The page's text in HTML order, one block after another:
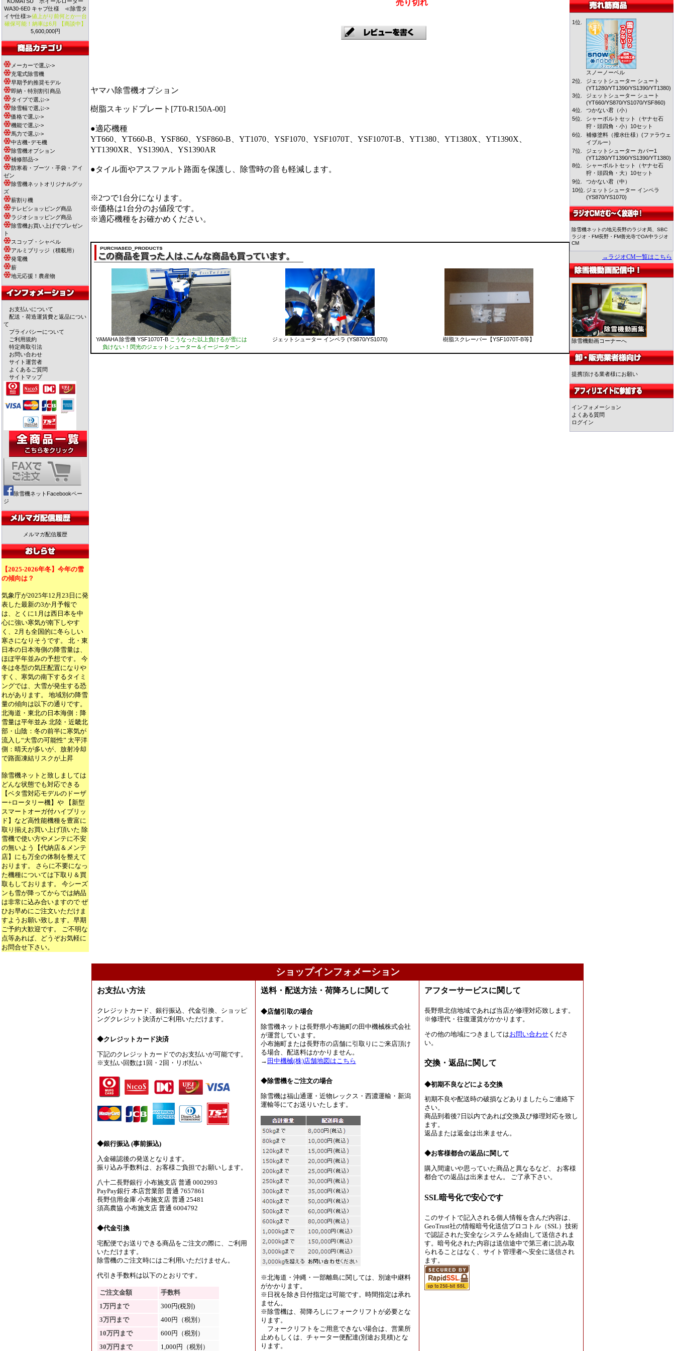
WA30-6E0 キャブ仕様 ≪除雪タ
イヤ仕様≫値上がり前何とか一台
確保可能！納車は6月 【商談中】
5,600,000円
メーカーで選ぶ->
充電式除雪機
早期予約推奨モデル
即納・特別割引商品
タイプで選ぶ->
除雪幅で選ぶ->
価格で選ぶ->
機能で選ぶ->
馬力で選ぶ->
中古機･デモ機
除雪機オプション
補修部品->
防寒着・ブーツ・手袋・アイ
ゼン
除雪機ネットオリジナルグッ
ズ
薪割り機
テレビショッピング商品
ラジオショッピング商品
除雪機お買い上げでプレゼン
ト
スコップ・シャベル
アルミブリッジ（積載用）
発電機
薪
地元応援！農産物
お支払いについて
配送・荷造運賃費と返品につい
て
プライバシーについて
ご利用規約
特定商取引法
お問い合わせ
サイト運営者
よくあるご質問
サイトマップ
除雪機ネットFacebookペー
ジ
メルマガ配信履歴
【2025-2026年冬】今年の雪
の傾向は？
気象庁が2025年12月23日に発
表した最新の3か月予報で
は、とくに1月は西日本を中
心に強い寒気が南下しやす
く、2月も全国的に冬らしい
寒さになりそうです。 北・東
日本の日本海側の降雪量は、
ほぼ平年並みの予想です。 今
冬は冬型の気圧配置になりや
すく、寒気の南下するタイミ
ングでは、大雪が発生する恐
れがあります。 地域別の降雪
量の傾向は以下の通りです。
北海道・東北の日本海側：降
雪量は平年並み 北陸・近畿北
部・山陰：冬の前半に寒気が
流入し“大雪の可能性” 太平洋
側：晴天が多いが、放射冷却
で路面凍結リスクが上昇
除雪機ネットと致しましては
どんな状態でも対応できる
【ベタ雪対応モデルのドーザ
ー+ロータリー機】や 【新型
スマートオーガ付ハイブリッ
ド】など高性能機種を豊富に
取り揃えお買い上げ頂いた 除
雪機で使い方やメンテに不安
の無いよう【代納店＆メンテ
店】にも万全の体制を整えて
おります。 さらに不要になっ
た機種については下取り＆買
取もしております。 今シーズ
ンも雪が降ってからでは納品
は非常に込み合いますので ぜ
ひお早めにご注文いただけま
すようお願い致します。早期
ご予約大歓迎です。 ご不明な
点等あれば、どうぞお気軽に
お問合せ下さい。
売り切れ
ヤマハ除雪機オプション
樹脂スキッドプレート[7T0-R150A-00]
●適応機種
YT660、YT660-B、YSF860、YSF860-B、YT1070、YSF1070、YSF1070T、YSF1070T-B、YT1380、YT1380X、YT1390X、
YT1390XR、YS1390A、YS1390AR
●タイル面やアスファルト路面を保護し、除雪時の音も軽減します。
※2つで1台分になります。
※価格は1台分のお値段です。
※適応機種をお確かめください。
YAMAHA 除雪機 YSF1070T-B こうなった以上負けるが雪には
負けない！閃光のジェットシューター＆イージーターン
ジェットシューター インペラ (YS870/YS1070) 樹脂スクレーパー【YSF1070T-B等】
1位.
スノーノーベル
2位.
ジェットシューター シュート
(YT1280/YT1390/YS1390/YT1380)
3位.
ジェットシューター シュート
(YT660/YS870/YS1070/YSF860)
4位.
つかない君（小）
5位.
シャーボルトセット（ヤナセ石
狩・頭四角・小）10セット
6位.
補修塗料（撥水仕様）(ファラウェ
イブルー）
7位.
ジェットシューター カバー1
(YT1280/YT1390/YS1390/YT1380)
8位.
シャーボルトセット（ヤナセ石
狩・頭四角・大）10セット
9位.
つかない君（中）
10位. ジェットシューター インペラ
(YS870/YS1070)
除雪機ネットの地元長野のラジオ局、SBC
ラジオ・FM長野・FM善光寺でOA中ラジオ
CM
→ラジオCM一覧はこちら
除雪機動画コーナーへ
提携頂ける業者様にお願い
インフォメーション
よくある質問
ログイン
ショップインフォメーション
お支払い方法
クレジットカード、銀行振込、代金引換、ショッピ
ングクレジット決済がご利用いただけます。
◆クレジットカード決済
下記のクレジットカードでのお支払いが可能です。
※支払い回数は1回・2回・リボ払い
◆銀行振込 (事前振込)
入金確認後の発送となります。
振り込み手数料は、お客様ご負担でお願いします。
八十二長野銀行 小布施支店 普通 0002993
PayPay銀行 本店営業部 普通 7657861
長野信用金庫 小布施支店 普通 25481
須高農協 小布施支店 普通 6004792
◆代金引換
宅配便でお送りできる商品をご注文の際に、ご利用
いただけます。
除雪機のご注文時にはご利用いただけません。
代引き手数料は以下のとおりです。
ご注文金額
手数料
1万円まで
300円(税別)
3万円まで
400円（税別）
10万円まで
600円（税別）
30万円まで
1,000円（税別）
送料・配送方法・荷降ろしに関して
◆店舗引取の場合
除雪機ネットは長野県小布施町の田中機械株式会社
が運営しています。
小布施町または長野市の店舗に引取りにご来店頂け
る場合、配送料はかかりません。
→ 田中機械(株)店舗地図はこちら
◆除雪機をご注文の場合
除雪機は福山通運・近物レックス・西濃運輸・新潟
運輸等にてお送りいたします。
※北海道・沖縄・一部離島に関しては、別途中継料
がかかります。
※日祝を除き日付指定は可能です。時間指定は承れ
ません。
※除雪機は、荷降ろしにフォークリフトが必要とな
ります。
フォークリフトをご用意できない場合は、営業所
止めもしくは、チャーター便配達(別途お見積)とな
ります。
アフターサービスに関して
長野県北信地域であれば当店が修理対応致します。
※修理代・往復運賃がかかります。
その他の地域につきましてはお問い合わせ くださ
い。
交換・返品に関して
◆初期不良などによる交換
初期不良や配送時の破損などありましたらご連絡下
さい。
商品到着後7日以内であれば交換及び修理対応を致し
ます。
返品または返金は出来ません。
◆お客様都合の返品に関して
購入間違いや思っていた商品と異なるなど、 お客様
都合での返品は出来ません。 ご了承下さい。
SSL暗号化で安心です
このサイトで記入される個人情報を含んだ内容は、
GeoTrust社の情報暗号化送信プロコトル（SSL）技術
で認証された安全なシステムを経由して送信されま
す。暗号化された内容は送信途中で第三者に読み取
られることはなく、サイト管理者へ安全に送信され
ます。